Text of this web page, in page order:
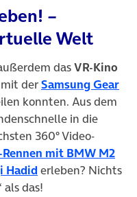
–
Welt
dasVR-Kino
derSamsung Gear
konnten. Aus dem
in die
360° Video-
mit BMW M2
Hadid (öffnet in neuem
erleben? Nichts
das!